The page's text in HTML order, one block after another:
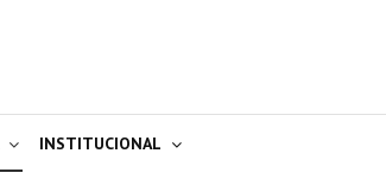
INSTITUCIONAL